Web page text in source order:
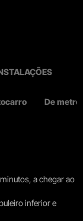
De metro
a chegar ao
inferior e